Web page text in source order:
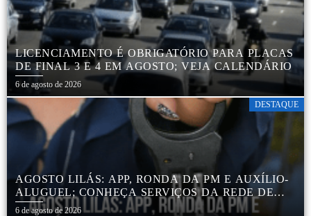
LICENCIAMENTO É OBRIGATÓRIO PARA PLACAS
DE FINAL 3 E 4 EM AGOSTO; VEJA CALENDÁRIO
6 de agosto de 2026
DESTAQUE
AGOSTO LILÁS: APP, RONDA DA PM E AUXÍLIO-
ALUGUEL; CONHEÇA SERVIÇOS DA REDE DE
PROTEÇÃO ÀS MULHERES NO ESTADO DE SP
6 de agosto de 2026